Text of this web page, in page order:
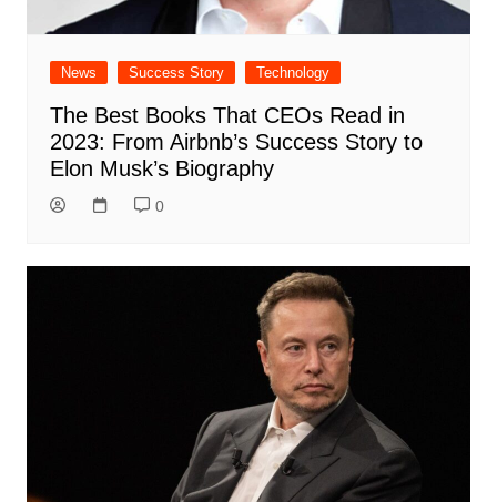
News Success Story Technology
The Best Books That CEOs Read in
2023: From Airbnb’s Success Story to
Elon Musk’s Biography
0